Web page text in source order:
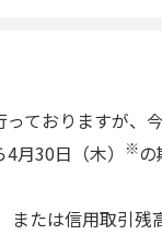
ておりますが、
月30日（木）
※の
たは信用取引